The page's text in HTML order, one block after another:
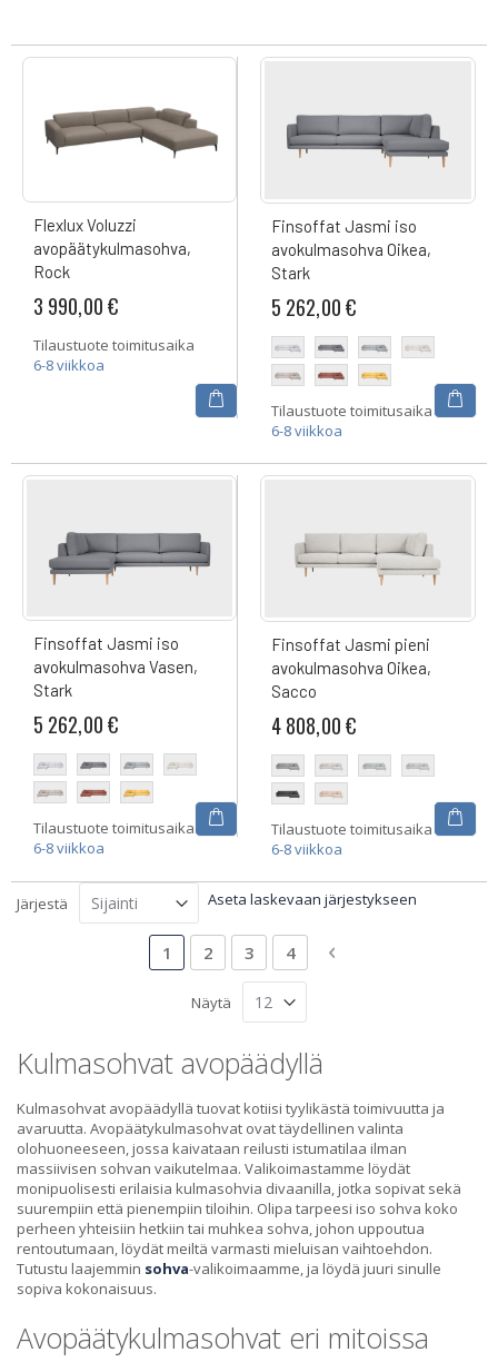
Flexlux Voluzzi
avopäätykulmasohva,
Rock
3 990,00 €
Tilaustuote toimitusaika
6-8 viikkoa
Finsoffat Jasmi iso
avokulmasohva Oikea,
Stark
5 262,00 €
Tilaustuote toimitusaika
6-8 viikkoa
Finsoffat Jasmi iso
avokulmasohva Vasen,
Stark
5 262,00 €
Tilaustuote toimitusaika
6-8 viikkoa
Finsoffat Jasmi pieni
avokulmasohva Oikea,
Sacco
4 808,00 €
Tilaustuote toimitusaika
6-8 viikkoa
Järjestä Aseta laskevaan järjestykseen
SivuLuet tällä hetkellä sivua
1 Sivu
2 Sivu
3 Sivu
4 Sivu
Siirry maksutavan
Näytä
Kulmasohvat avopäädyllä
Kulmasohvat avopäädyllä tuovat kotiisi tyylikästä toimivuutta ja
avaruutta. Avopäätykulmasohvat ovat täydellinen valinta
olohuoneeseen, jossa kaivataan reilusti istumatilaa ilman
massiivisen sohvan vaikutelmaa. Valikoimastamme löydät
monipuolisesti erilaisia kulmasohvia divaanilla, jotka sopivat sekä
suurempiin että pienempiin tiloihin. Olipa tarpeesi iso sohva koko
perheen yhteisiin hetkiin tai muhkea sohva, johon uppoutua
rentoutumaan, löydät meiltä varmasti mieluisan vaihtoehdon.
Tutustu laajemmin sohva-valikoimaamme, ja löydä juuri sinulle
sopiva kokonaisuus.
Avopäätykulmasohvat eri mitoissa